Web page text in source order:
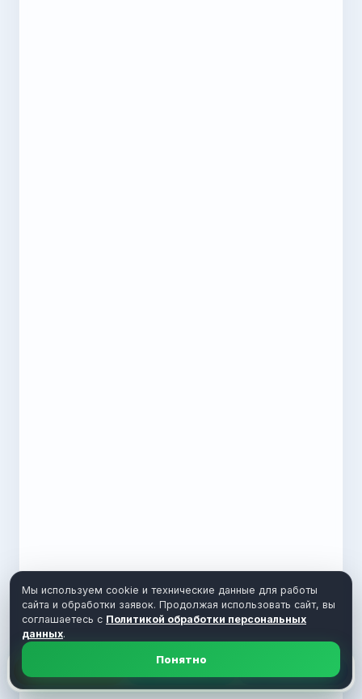
Мы используем cookie и технические данные для работы
сайта и обработки заявок. Продолжая использовать сайт, вы
соглашаетесь с Политикой обработки персональных
данных.
Понятно